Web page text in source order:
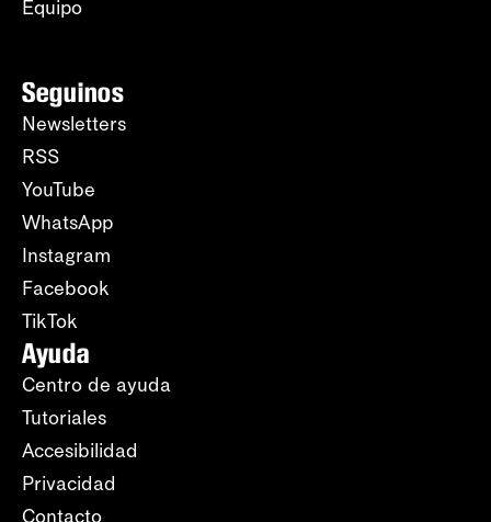
Equipo
Seguinos
Newsletters
RSS
YouTube
WhatsApp
Instagram
Facebook
TikTok
Ayuda
Centro de ayuda
Tutoriales
Accesibilidad
Privacidad
Contacto